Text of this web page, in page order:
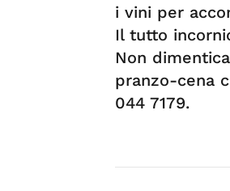
i vini per
Il tutto
Non
pranzo-cena
044 7179.